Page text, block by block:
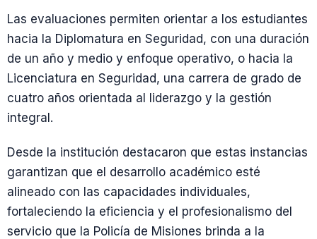
Las evaluaciones permiten orientar a los estudiantes
hacia la Diplomatura en Seguridad, con una duración
de un año y medio y enfoque operativo, o hacia la
Licenciatura en Seguridad, una carrera de grado de
cuatro años orientada al liderazgo y la gestión
integral.
Desde la institución destacaron que estas instancias
garantizan que el desarrollo académico esté
alineado con las capacidades individuales,
fortaleciendo la eficiencia y el profesionalismo del
servicio que la Policía de Misiones brinda a la